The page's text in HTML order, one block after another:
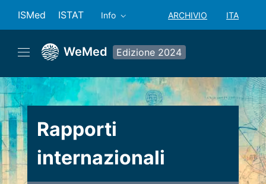
ISMed ISTAT Info SELEZIONE ANNO:
ARCHIVIO ITA
WeMed Edizione 2024
Rapporti
internazionali